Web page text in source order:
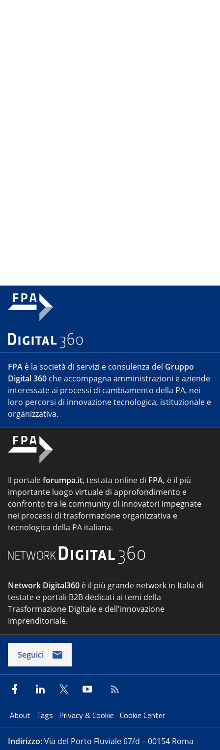
FPA è la società di servizi e consulenza del Gruppo
Digital 360 che accompagna amministrazioni e aziende
interessate ai processi di cambiamento della PA, nei
loro percorsi di innovazione tecnologica, istituzionale e
organizzativa.
Il portaleforumpa.it, testata online di FPA, è il più
importante luogo virtuale di approfondimento e
confronto tra le community di innovatori impegnate
nei processi di trasformazione organizzativa e
tecnologica della PA italiana.
Network Digital360 è il più grande network in Italia di
testate e portali B2B dedicati ai temi della
Trasformazione Digitale e dell'innovazione
Imprenditoriale.
Seguici
About Tags Privacy & Cookie Cookie Center
Indirizzo:Via del Porto Fluviale 67/d – 00154 Roma